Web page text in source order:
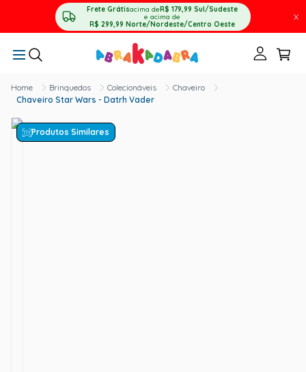
Frete Grátisacima deR$ 179,99 Sul/Sudeste
e acima de
R$ 299,99 Norte/Nordeste/Centro Oeste
X
Brinquedos Colecionáveis
Chaveiro
Chaveiro Star Wars - Datrh Vader
Produtos Similares